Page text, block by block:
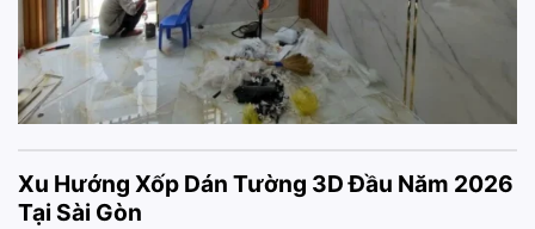
Xu Hướng Xốp Dán Tường 3D Đầu Năm 2026
Tại Sài Gòn